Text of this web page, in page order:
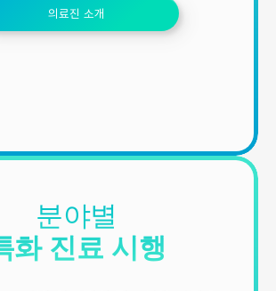
의료진 소개
분야별
화 진료 시행
료를 위한 진료서비스와 청구, 수납 및 환급 등
인확인, 개인 식별, 불량회원의 부정 이용 방지
법정대리인 본인확인, 분쟁 조정을 위한 기록보
처리, 고지사항 전달, 회원 관리를 위한 각종 정
문조사